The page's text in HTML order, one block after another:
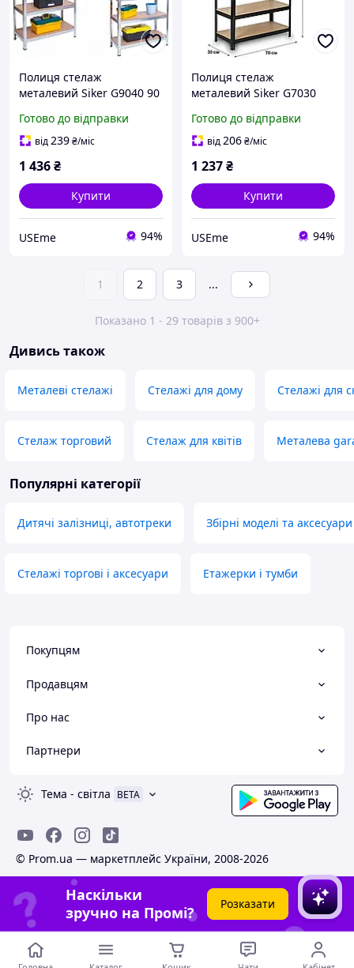
Полиця стелаж
металевий Siker G9040 90
стелаж збірний для
гаража (bo-40810114) USE
Готово до відправки
від239₴/міс
1 436₴
Купити
USEme 94%
Полиця стелаж
металевий Siker G7030
стелаж збірний для
гаража (bo-40810131) USE
Готово до відправки
від206₴/міс
1 237₴
Купити
USEme 94%
1 2 3 ...
Показано 1 - 29 товарів з 900+
Дивись також
Металеві стелажі Стелажі для дому Стелажі для
Стелаж торговий Стелаж для квітів Металева
Популярні категорії
Дитячі залізниці, автотреки Збірні моделі та
Стелажі торгові і аксесуари Етажерки і тумби
Покупцям
Продавцям
Про нас
Партнери
Тема - світла BETA
© Prom.ua — маркетплейс України, 2008-2026
Наскільки
зручно на Промі?
Розказати